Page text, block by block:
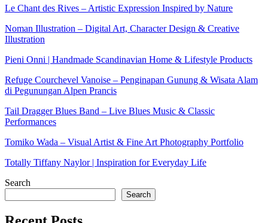
Le Chant des Rives – Artistic Expression Inspired by Nature
Noman Illustration – Digital Art, Character Design & Creative
Illustration
Pieni Onni | Handmade Scandinavian Home & Lifestyle Products
Refuge Courchevel Vanoise – Penginapan Gunung & Wisata Alam
di Pegunungan Alpen Prancis
Tail Dragger Blues Band – Live Blues Music & Classic
Performances
Tomiko Wada – Visual Artist & Fine Art Photography Portfolio
Totally Tiffany Naylor | Inspiration for Everyday Life
Search
Search